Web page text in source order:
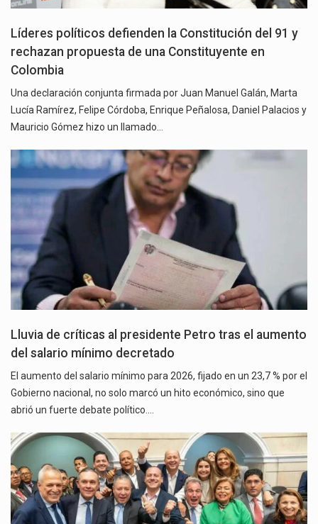
Líderes políticos defienden la Constitución del 91 y
rechazan propuesta de una Constituyente en
Colombia
Una declaración conjunta firmada por Juan Manuel Galán, Marta
Lucía Ramírez, Felipe Córdoba, Enrique Peñalosa, Daniel Palacios y
Mauricio Gómez hizo un llamado…
Lluvia de críticas al presidente Petro tras el aumento
del salario mínimo decretado
El aumento del salario mínimo para 2026, fijado en un 23,7 % por el
Gobierno nacional, no solo marcó un hito económico, sino que
abrió un fuerte debate político.…